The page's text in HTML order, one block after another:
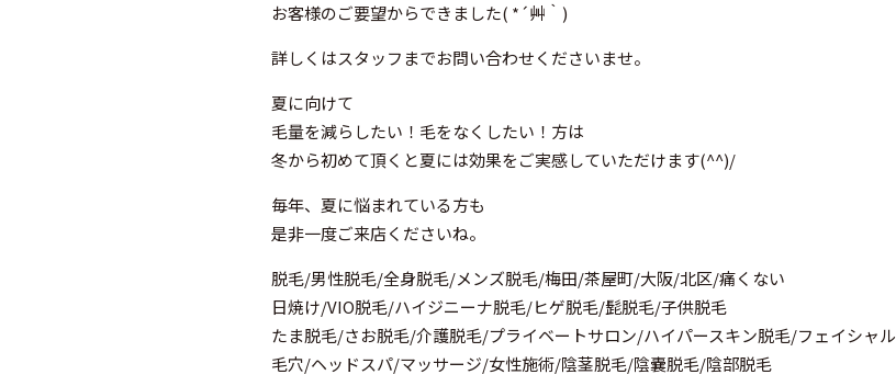
お客様のご要望からできました( *´艸｀)
詳しくはスタッフまでお問い合わせくださいませ。
夏に向けて
毛量を減らしたい！毛をなくしたい！方は
冬から初めて頂くと夏には効果をご実感していただけます(^^)/
毎年、夏に悩まれている方も
是非一度ご来店くださいね。
脱毛/男性脱毛/全身脱毛/メンズ脱毛/梅田/茶屋町/大阪/北区/痛くない
日焼け/VIO脱毛/ハイジニーナ脱毛/ヒゲ脱毛/髭脱毛/子供脱毛
たま脱毛/さお脱毛/介護脱毛/プライベートサロン/ハイパースキン脱毛/フェイシャル
毛穴/ヘッドスパ/マッサージ/女性施術/陰茎脱毛/陰嚢脱毛/陰部脱毛